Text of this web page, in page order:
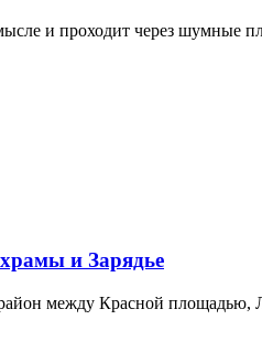
и проходит через
и Зарядье
между Красной площадью,